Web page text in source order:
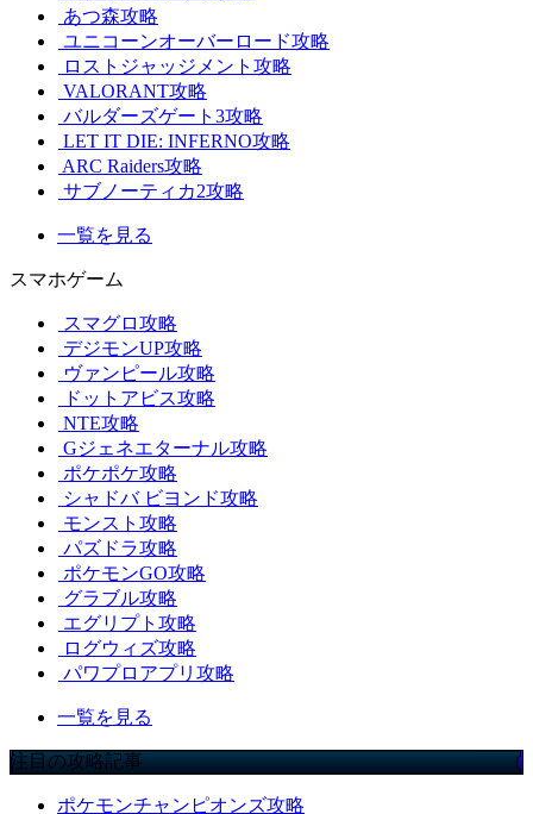
あつ森攻略
ユニコーンオーバーロード攻略
ロストジャッジメント攻略
VALORANT攻略
バルダーズゲート3攻略
LET IT DIE: INFERNO攻略
ARC Raiders攻略
サブノーティカ2攻略
一覧を見る
スマホゲーム
スマグロ攻略
デジモンUP攻略
ヴァンピール攻略
ドットアビス攻略
NTE攻略
Gジェネエターナル攻略
ポケポケ攻略
シャドバ ビヨンド攻略
モンスト攻略
パズドラ攻略
ポケモンGO攻略
グラブル攻略
エグリプト攻略
ログウィズ攻略
パワプロアプリ攻略
一覧を見る
注目の攻略記事
ポケモンチャンピオンズ攻略